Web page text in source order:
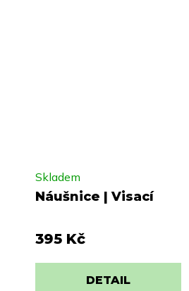
Náušnice | Visací
Skladem
395 Kč
DETAIL